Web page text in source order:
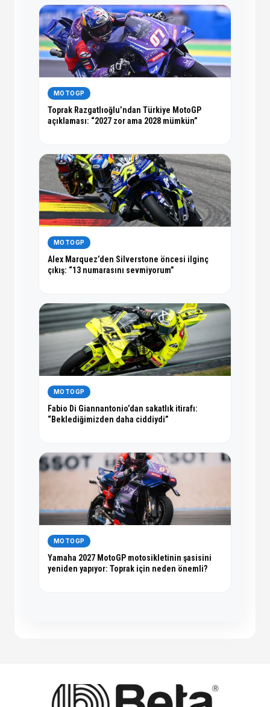
MOTOGP
Toprak Razgatlıoğlu’ndan Türkiye MotoGP
açıklaması: “2027 zor ama 2028 mümkün”
MOTOGP
Alex Marquez’den Silverstone öncesi ilginç
çıkış: “13 numarasını sevmiyorum”
MOTOGP
Fabio Di Giannantonio’dan sakatlık itirafı:
“Beklediğimizden daha ciddiydi”
MOTOGP
Yamaha 2027 MotoGP motosikletinin şasisini
yeniden yapıyor: Toprak için neden önemli?